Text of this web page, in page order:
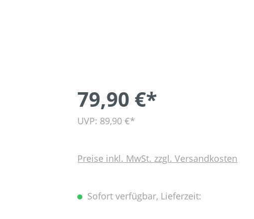
79,90 €*
UVP: 89,90 €*
Preise inkl. MwSt. zzgl. Versandkosten
Sofort verfügbar, Lieferzeit: